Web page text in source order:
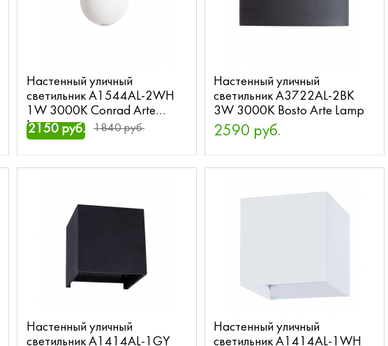
Настенный уличный
светильник A1544AL-2WH
1W 3000K Conrad Arte
Lamp
2150 руб. 1840 руб.
Настенный уличный
светильник A3722AL-2BK
3W 3000K Bosto Arte Lamp
2590 руб.
Настенный уличный
светильник A1414AL-1GY
Настенный уличный
светильник A1414AL-1WH